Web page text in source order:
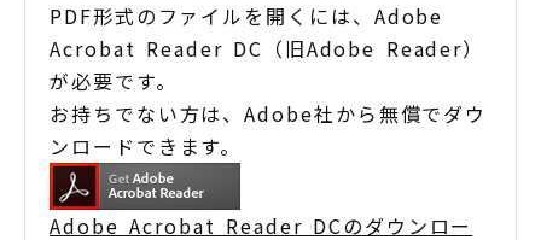
PDF形式のファイルを開くには、Adobe
Acrobat Reader DC（旧Adobe Reader）
が必要です。
お持ちでない方は、Adobe社から無償でダウ
ンロードできます。
Adobe Acrobat Reader DCのダウンロー